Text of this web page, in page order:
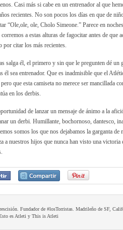
Casi más si cabe en un entrenador al que
recientes. No son pocos los días en que de
“Ole,ole, ole, Cholo Simeone.” Parece en
a estas alturas de fagocitar antes de
por citar los más recientes.
salga él, el primero y sin que le pregunten dé un
él sea entrenador. Que es inadmisible que el
que esta camiseta no merece ser mancillada
en los derbis.
de lanzar un mensaje de ánimo a la
un derbi. Humillante, bochornoso, dantesco,
somos los que nos dejabamos la garganta
a nuestros hijos que nunca han visto una
Fundador de #losTorristas. Madrileño de SF,
es Atleti y This is Atleti